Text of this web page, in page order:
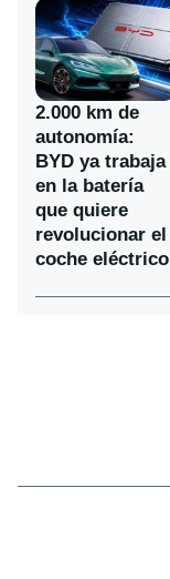
2.000 km de
autonomía:
BYD ya trabaja
en la batería
que quiere
revolucionar el
coche eléctrico